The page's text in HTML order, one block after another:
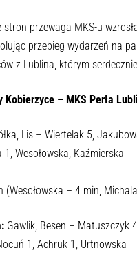
stron przewaga MKS-u
przebieg wydarzeń na
z Lublina, którym
Kobierzyce – MKS Perła
Lis – Wiertelak 5,
1, Wesołowska, Kaźmierska
(Wesołowska – 4 min,
Gawlik, Besen – Matuszczyk
1, Achruk 1, Urtnowska